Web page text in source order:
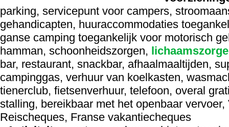
parking, servicepunt voor campers,
gehandicapten, huuraccommodaties
ganse camping toegankelijk voor motorisch
hamman, schoonheidszorgen,
bar, restaurant, snackbar, afhaalmaaltijden,
campinggas, verhuur van koelkasten,
tienerclub, fietsenverhuur, telefoon, overal
stalling, bereikbaar met het openbaar
Reischeques, Franse vakantiecheques